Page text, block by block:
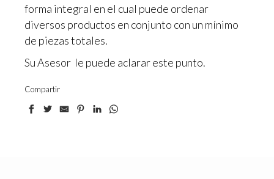
forma integral en el cual puede ordenar
diversos productos en conjunto con un mínimo
de piezas totales.
Su Asesor le puede aclarar este punto.
Compartir